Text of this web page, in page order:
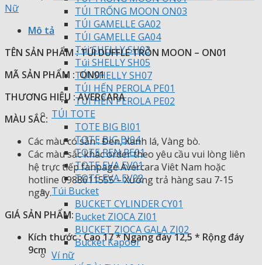
TÚI TRỐNG MOON ON03
TÚI GAMELLE GA02
TÚI GAMELLE GA04
Túi SHELLY SH03
Túi SHELLY SH05
TÚI SHELLY SH07
TÚI HẾN PEROLA PE01
TÚI HẾN PEROLA PE02
TÚI TOTE
TOTE BIG BI01
TOTE BIG BI04
TOTE REN RE01
TOTE EVA EV01
TOTE EVA EV02
Túi Bucket
BUCKET CYLINDER CY01
Bucket ZIOCA ZI01
BUCKET ZIOCA GALA ZI02
Bucket Kapoor
Ví nữ
Nữ
Mô tả
TÊN SẢN PHẨM : TÚI DUFFLE TRÒN MOON – ON01
MÃ SẢN PHẨM : ON01
THƯƠNG HIỆU : AVERCARA
MÀU SẮC:
Các màu có sẵn : Đen, Xanh lá, Vàng bò.
Các màu sắc khác order theo yêu cầu vui lòng liên
hệ trực tiếp fanpage Avercara Viêt Nam hoặc
hotline 0988611555 – Xưởng trả hàng sau 7-15
ngày.
GIÁ SẢN PHẨM:️
Kích thước : Cao 17 * Ngang đáy 12,5 * Rộng đáy
9cm